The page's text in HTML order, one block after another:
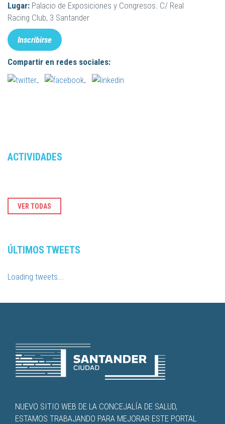
Lugar: Palacio de Exposiciones y Congresos. C/ Real
Racing Club, 3 Santander
Inscribirse
Compartir en redes sociales:
ACTIVIDADES
VER TODAS
ÚLTIMOS TWEETS
Loading tweets...
NUEVO SITIO WEB DE LA CONCEJALÍA DE SALUD,
ESTAMOS TRABAJANDO PARA MEJORAR ESTE PORTAL